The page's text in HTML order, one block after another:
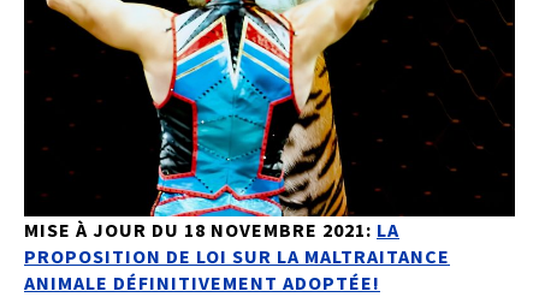
MISE À JOUR DU 18 NOVEMBRE 2021: LA
PROPOSITION DE LOI SUR LA MALTRAITANCE
ANIMALE DÉFINITIVEMENT ADOPTÉE!